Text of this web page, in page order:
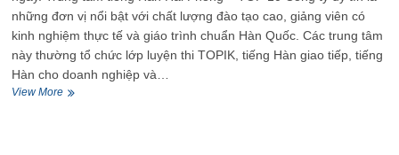
những đơn vị nổi bật với chất lượng đào tạo cao, giảng viên có
kinh nghiệm thực tế và giáo trình chuẩn Hàn Quốc. Các trung tâm
này thường tổ chức lớp luyện thi TOPIK, tiếng Hàn giao tiếp, tiếng
Hàn cho doanh nghiệp và…
View MoreTrung